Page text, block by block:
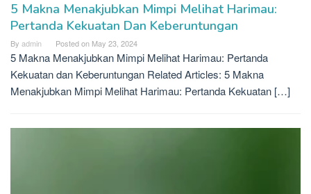
5 Makna Menakjubkan Mimpi Melihat Harimau:
Pertanda Kekuatan Dan Keberuntungan
By admin Posted on May 23, 2024
5 Makna Menakjubkan Mimpi Melihat Harimau: Pertanda
Kekuatan dan Keberuntungan Related Articles: 5 Makna
Menakjubkan Mimpi Melihat Harimau: Pertanda Kekuatan […]